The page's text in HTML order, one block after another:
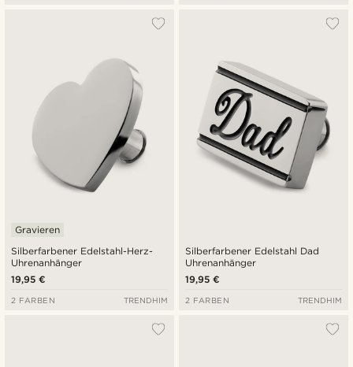
Silberfarbener Edelstahl-Herz-
Uhrenanhänger
Gravieren
19,95 €
2 FARBEN TRENDHIM
Silberfarbener Edelstahl Dad
Uhrenanhänger
19,95 €
2 FARBEN TRENDHIM